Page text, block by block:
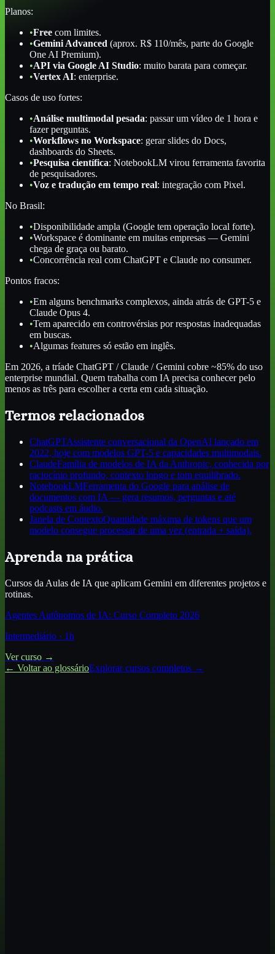
Planos:
•Free com limites.
•Gemini Advanced (aprox. R$ 110/mês, parte do Google
One AI Premium).
•API via Google AI Studio: muito barata para começar.
•Vertex AI: enterprise.
Casos de uso fortes:
•Análise multimodal pesada: passar um vídeo de 1 hora e
fazer perguntas.
•Workflows no Workspace: gerar slides do Docs,
dashboards do Sheets.
•Pesquisa científica: NotebookLM virou ferramenta favorita
de pesquisadores.
•Voz e tradução em tempo real: integração com Pixel.
No Brasil:
•Disponibilidade ampla (Google tem operação local forte).
•Workspace é dominante em muitas empresas — Gemini
chega de graça ou barato.
•Concorrência real com ChatGPT e Claude no consumer.
Pontos fracos:
•Em alguns benchmarks complexos, ainda atrás de GPT-5 e
Claude Opus 4.
•Tem aparecido em controvérsias por respostas inadequadas
em buscas.
•Algumas features só estão em inglês.
Em 2026, a tríade ChatGPT / Claude / Gemini cobre ~85% do uso
enterprise mundial. Quem trabalha com IA precisa conhecer pelo
menos as três para escolher a certa em cada situação.
Termos relacionados
ChatGPTAssistente conversacional da OpenAI lançado em
2022, hoje com modelos GPT-5 e capacidades multimodais.
ClaudeFamília de modelos de IA da Anthropic, conhecida por
raciocínio profundo, contexto longo e tom equilibrado.
NotebookLMFerramenta do Google para análise de
documentos com IA — gera resumos, perguntas e até
podcasts em áudio.
Janela de ContextoQuantidade máxima de tokens que um
modelo consegue processar de uma vez (entrada + saída).
Aprenda na prática
Cursos da Aulas de IA que aplicam Gemini em diferentes projetos e
rotinas.
Agentes Autônomos de IA: Curso Completo 2026
Intermediário · 1h
Ver curso →
← Voltar ao glossárioExplorar cursos completos →